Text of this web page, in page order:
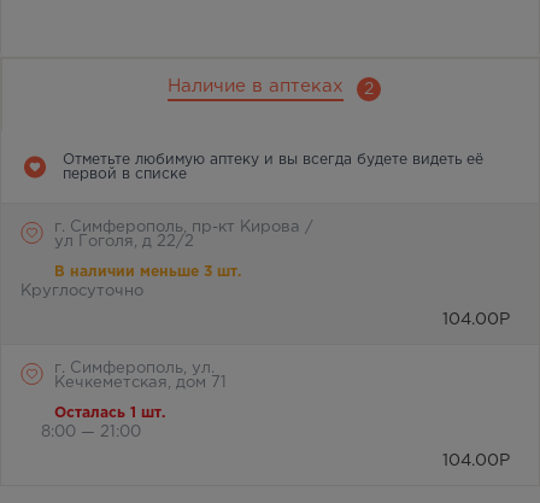
Наличие в аптеках 2
Отметьте любимую аптеку и вы всегда будете видеть её
первой в списке
г. Симферополь, пр-кт Кирова /
ул Гоголя, д 22/2
В наличии меньше 3 шт.
Круглосуточно
104.00 Р
г. Симферополь, ул.
Кечкеметская, дом 71
Осталась 1 шт.
8:00 — 21:00
104.00 Р